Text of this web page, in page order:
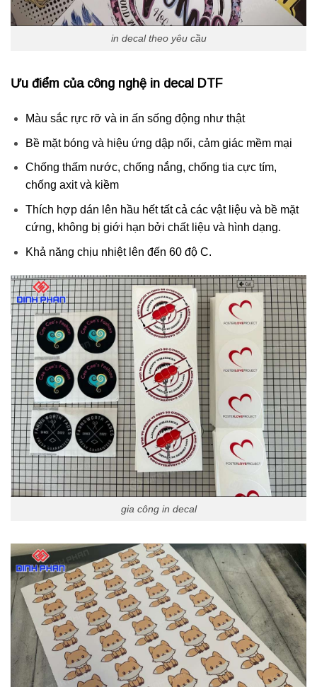
in decal theo yêu cầu
Ưu điểm của công nghệ in decal DTF
Màu sắc rực rỡ và in ấn sống động như thật
Bề mặt bóng và hiệu ứng dập nổi, cảm giác mềm mại
Chống thấm nước, chống nắng, chống tia cực tím,
chống axit và kiềm
Thích hợp dán lên hầu hết tất cả các vật liệu và bề mặt
cứng, không bị giới hạn bởi chất liệu và hình dạng.
Khả năng chịu nhiệt lên đến 60 độ C.
gia công in decal